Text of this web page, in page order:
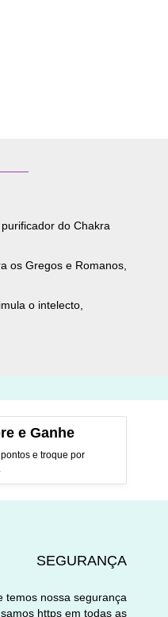
do Chakra
os Gregos e Romanos,
o intelecto,
e Ganhe
e troque por
SEGURANÇA
temos nossa segurança
https em todas as